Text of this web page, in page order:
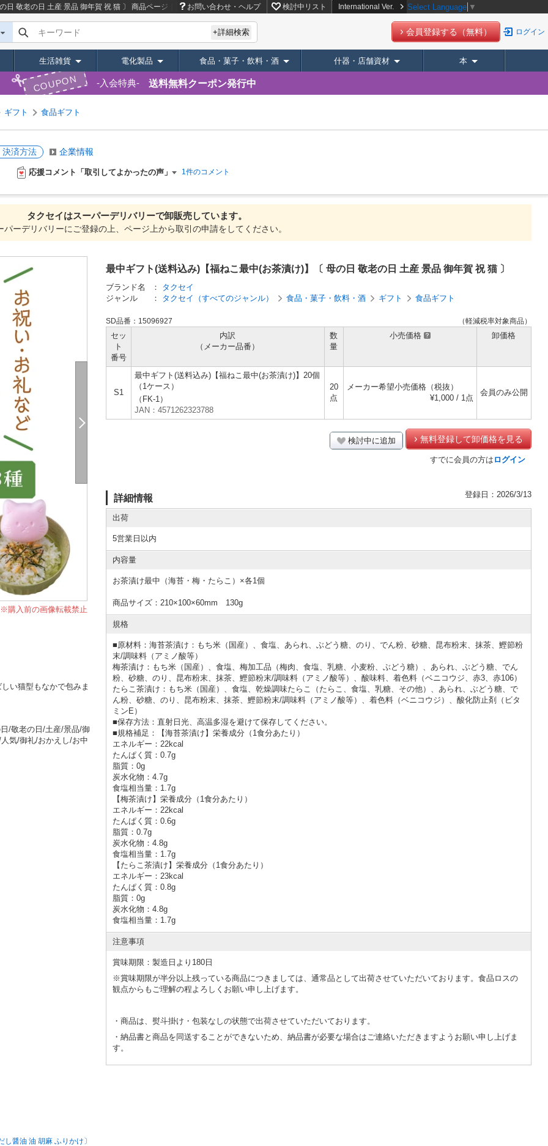
敬老の日 土産 景品 御年賀 祝 猫 〕 商品ページ｜卸・仕入れサイト【スーパーデリバリー】
お問い合わせ・ヘルプ 検討中リスト International Ver. Select Language ▼
キーワード +詳細検索 会員登録する（無料） ログイン
生活雑貨 電化製品 食品・菓子・飲料・酒 什器・店舗資材 本
COUPON 入会特典 送料無料クーポン発行中
ギフト 食品ギフト
決済方法 企業情報
応援コメント「取引してよかったの声」 1件のコメント
タクセイはスーパーデリバリーで卸販売しています。
パーデリバリーにご登録の上、ページ上から取引の申請をしてください。
※購入前の画像転載禁止
い猫型もなかで包みま
/敬老の日 /土産/景品/御
気/御礼/おかえし/お中
最中ギフト(送料込み)【福ねこ最中(お茶漬け)】〔 母の日 敬老の日 土産 景品 御年賀 祝 猫 〕
ブランド名 ：
タクセイ
ジャンル
： タクセイ（すべてのジャンル） 食品・菓子・飲料・酒 ギフト 食品ギフト
（軽減税率対象商品）
SD品番：15096927
セッ
ト
番号
内訳
（メーカー品番）
数
量
小売価格 卸価格
S1
最中ギフト(送料込み)【福ねこ最中(お茶漬け)】20個
（1ケース）
（FK-1）
JAN：4571262323788
20
点
メーカー希望小売価格（税抜）
¥1,000 / 1点
会員のみ公開
検討中に追加 無料登録して卸価格を見る
すでに会員の方は ログイン
詳細情報 登録日：2026/3/13
出荷
5営業日以内
内容量
お茶漬け最中（海苔・梅・たらこ）×各1個
商品サイズ：210×100×60mm 130g
規格
■ 原材料：海苔茶漬け：もち米（国産）、食塩、あられ、ぶどう糖、のり、でん粉、砂糖、昆布粉末、抹茶、鰹節粉
末/調味料（アミノ酸等）
梅茶漬け：もち米（国産）、食塩、梅加工品（梅肉、食塩、乳糖、小麦粉、ぶどう糖）、あられ、ぶどう糖、でん
粉、砂糖、のり、昆布粉末、抹茶、鰹節粉末/調味料（アミノ酸等）、酸味料、着色料（ベニコウジ、赤3、赤106）
たらこ茶漬け：もち米（国産）、食塩、乾燥調味たらこ（たらこ、食塩、乳糖、その他）、あられ、ぶどう糖、で
ん粉、砂糖、のり、昆布粉末、抹茶、鰹節粉末/調味料（アミノ酸等）、着色料（ベニコウジ）、酸化防止剤（ビタ
ミンE）
■保存方法：直射日光、高温多湿を避けて保存してください。
■規格補足：【海苔茶漬け】栄養成分（1食分あたり）
エネルギー：22kcal
たんぱく質：0.7g
脂質：0g
炭水化物：4.7g
食塩相当量：1.7g
【梅茶漬け】栄養成分（1食分あたり）
エネルギー：22kcal
たんぱく質：0.6g
脂質：0.7g
炭水化物：4.8g
食塩相当量：1.7g
【たらこ茶漬け】栄養成分（1食分あたり）
エネルギー：23kcal
たんぱく質：0.8g
脂質：0g
炭水化物：4.8g
食塩相当量：1.7g
注意事項
賞味期限：製造日より180日
※賞味期限が半分以上残っている商品につきましては、通常品として出荷させていただいております。食品ロスの
観点からもご理解の程よろしくお願い申し上げます。
・商品は、熨斗掛け・包装なしの状態で出荷させていただいております。
・納品書と商品を同送することができないため、納品書が必要な場合はご連絡いただきますようお願い申し上げま
す。
醤油 油 胡麻 ふりかけ〕